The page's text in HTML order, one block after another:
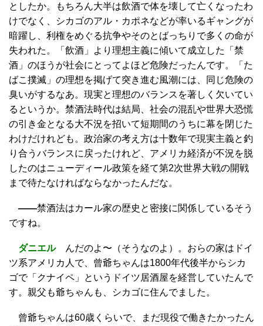
としたか。もちろん大半は飲酒で体を壊して亡くなったわ
けでなく、シカゴのアル・カポネなどが率いるギャングが
暗躍し、利権をめぐる抗争やそのとばっちりで多くの命が
失われた。「飲酒」より理想主義に傾いて成立した「禁
酒」のほうが社会にとってよほど危険だったんです。「た
ばこ撲滅」の理想を掲げて突き進む風潮には、同じ危険の
臭いがするなあ。現実と理想のバランスを著しく欠いてい
るというか。禁酒法時代は結局、社会の混乱や世界大恐慌
の引き金となる大不況を招いて短期間のうちに幕を閉じた
わけだけれども。政治家の考え方は十数年で現実主義と釣
り合うバランスに戻ったけれど、アメリカ経済が不況を脱
したのはニューディール政策を経て第2次世界大戦の開戦
まで待たなければならなかったんだな。
——禁酒法はカール家の歴史と密接に関係しているそう
ですね。
ダニエルんだのよ〜（そうなのよ）。おらの家はドイ
ツ系アメリカ人で、曾爺ちゃんは1800年代後半からシカ
ゴで「クナイペ」というドイツ居酒屋を経営していたんで
す。親父も爺ちゃんも、シカゴに住んでました。
曾爺ちゃんは60歳くらいで、まだ現役で働きたかったん